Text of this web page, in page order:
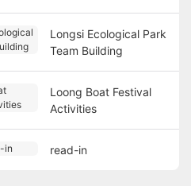
Longsi Ecological Park
Team Building
Loong Boat Festival
Activities
read-in